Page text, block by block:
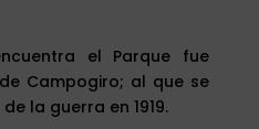
el Parque fue
Campogiro; al que se
la guerra en 1919.